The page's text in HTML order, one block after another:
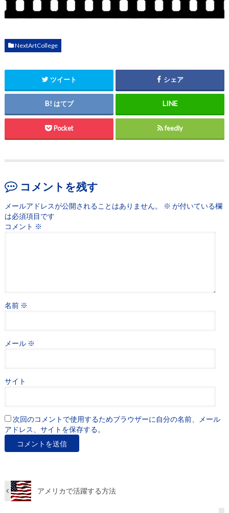
NextArtCollege
ツイート シェア
はてブ
Pocket feedly
コメントを残す
メールアドレスが公開されることはありません。 ※ が付いている欄
は必須項目です
コメント ※
名前 ※
メール ※
サイト
次回のコメントで使用するためブラウザーに自分の名前、メール
アドレス、サイトを保存する。
アメリカで活躍する方法